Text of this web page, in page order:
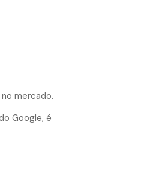
mercado.
Google, é